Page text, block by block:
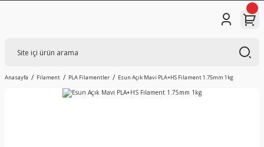
Anasayfa Filament PLA Filamentler Esun Açık Mavi PLA+HS Filament 1.75mm 1kg